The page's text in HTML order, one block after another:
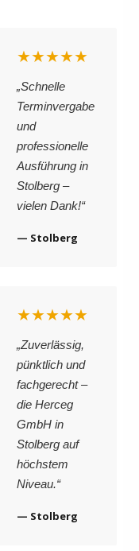
★★★★★
„Schnelle
Terminvergabe
und
professionelle
Ausführung in
Stolberg –
vielen Dank!“
— Stolberg
★★★★★
„Zuverlässig,
pünktlich und
fachgerecht –
die Herceg
GmbH in
Stolberg auf
höchstem
Niveau.“
— Stolberg